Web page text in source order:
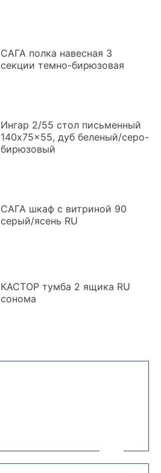
САГА полка навесная 3
секции темно-бирюзовая
Ингар 2/55 стол письменный
140x75x55, дуб беленый/серо-
бирюзовый
САГА шкаф с витриной 90
серый/ясень RU
КАСТОР тумба 2 ящика RU
сонома